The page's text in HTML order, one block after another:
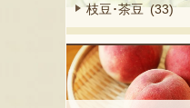
枝豆･茶豆 (33)